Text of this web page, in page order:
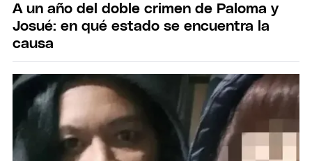
A un año del doble crimen de Paloma y
Josué: en qué estado se encuentra la
causa